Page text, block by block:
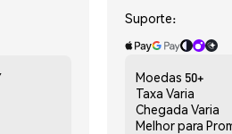
Suporte:
Moedas 50+
Taxa Varia
Chegada Varia
Melhor para